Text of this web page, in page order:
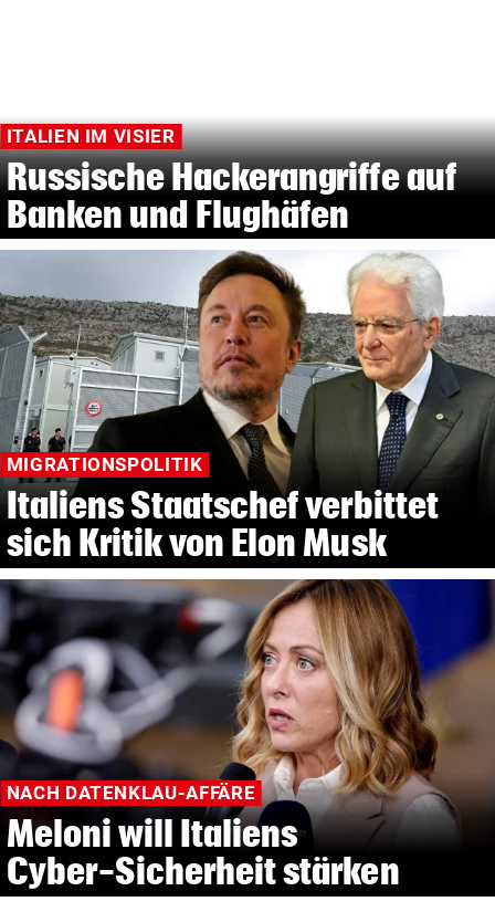
ITALIEN IM VISIER
Russische Hackerangriffe auf
Banken und Flughäfen
MIGRATIONSPOLITIK
Italiens Staatschef verbittet
sich Kritik von Elon Musk
NACH DATENKLAU-AFFÄRE
Meloni will Italiens
Cyber-Sicherheit stärken